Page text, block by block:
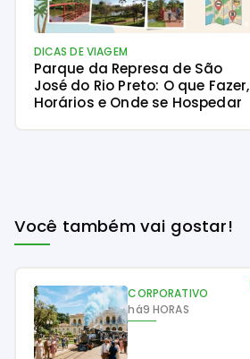
DICAS DE VIAGEM
Parque da Represa de São
José do Rio Preto: O que Fazer,
Horários e Onde se Hospedar
Você também vai gostar!
CORPORATIVO
há9 HORAS